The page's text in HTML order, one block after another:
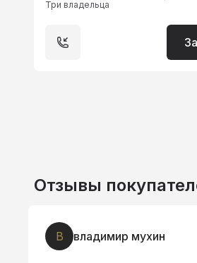
Три владельца
Отзывы
В владимир мухин